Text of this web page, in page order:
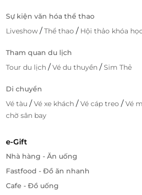
nhậne-Voucherqua web hoặc
Xác thực dễ dàng tại điểm spa
Khi đặtMassage body trị liệu với
Trúc Lâm Dưỡng
LifeLink
phí, vừa được tận hưởng dịch
dưỡng sinh giữa lòng Hà Nội.
Đặt ngay hôm nay để nhận
hấp dẫn!
Sự kiện văn hóa thể thao
Liveshow /Thể thao / Hội thảo khóa học
Tham quan du lịch
Tour du lịch /Vé du thuyền /Sim Thẻ
Di chuyển
Vé tàu /Vé xe khách /Vé cáp treo /Vé
chờ sân bay
e-Gift
Nhà hàng - Ăn uống
Fastfood - Đồ ăn nhanh
Cafe - Đồ uống